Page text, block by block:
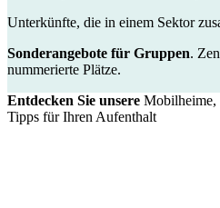
Unterkünfte, die in einem Sektor
Sonderangebote für Gruppen.
nummerierte Plätze.
Entdecken Sie unsere Mobilheime,
Tipps für Ihren Aufenthalt